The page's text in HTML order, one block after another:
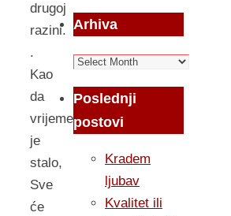
drugoj
razini.
.
Kao
da
vrijeme
je
stalo,
Sve
će
Arhiva
Arhiva
Poslednji
postovi
Kradem
ljubav
Kvalitet ili